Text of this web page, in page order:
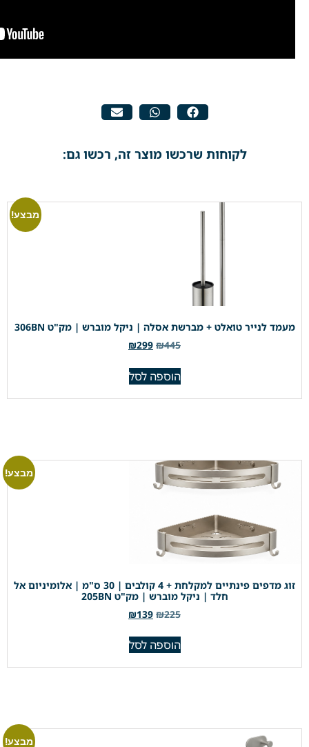
לקוחות שרכשו מוצר זה, רכשו גם:
מבצע!
מעמד לנייר טואלט + מברשת אסלה | ניקל מוברש | מק"ט 306BN
₪445
₪299
הוספה לסל
מבצע!
זוג מדפים פינתיים למקלחת + 4 קולבים | 30 ס"מ | אלומיניום אל
חלד | ניקל מוברש | מק"ט 205BN
₪225
₪139
הוספה לסל
מבצע!